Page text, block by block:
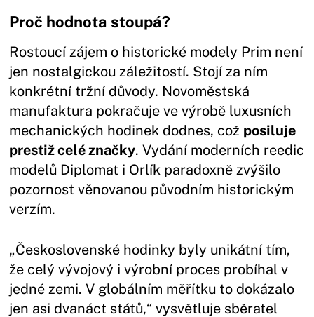
Proč hodnota stoupá?
Rostoucí zájem o historické modely Prim není
jen nostalgickou záležitostí. Stojí za ním
konkrétní tržní důvody. Novoměstská
manufaktura pokračuje ve výrobě luxusních
mechanických hodinek dodnes, což posiluje
prestiž celé značky. Vydání moderních reedic
modelů Diplomat i Orlík paradoxně zvýšilo
pozornost věnovanou původním historickým
verzím.
„Československé hodinky byly unikátní tím,
že celý vývojový i výrobní proces probíhal v
jedné zemi. V globálním měřítku to dokázalo
jen asi dvanáct států,“ vysvětluje sběratel